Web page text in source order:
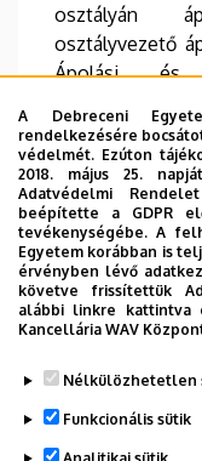
A Debreceni
rendelkezésére
védelmét. Ezúton
2018. május 25.
Adatvédelmi
beépítette a GDPR
tevékenységébe. A
Egyetem korábban is
érvényben lévő
követve frissítettük
alábbi linkre
Kancellária WAV
Nélkülözhetetlen
Funkcionális sütik
osztályán
osztályvezető
Ápolási és
lett, 2018-ban
képesítést
szakdolgozói
Nagyerdei
végétől a
szakdolgozói
Legutóbb frissítve: